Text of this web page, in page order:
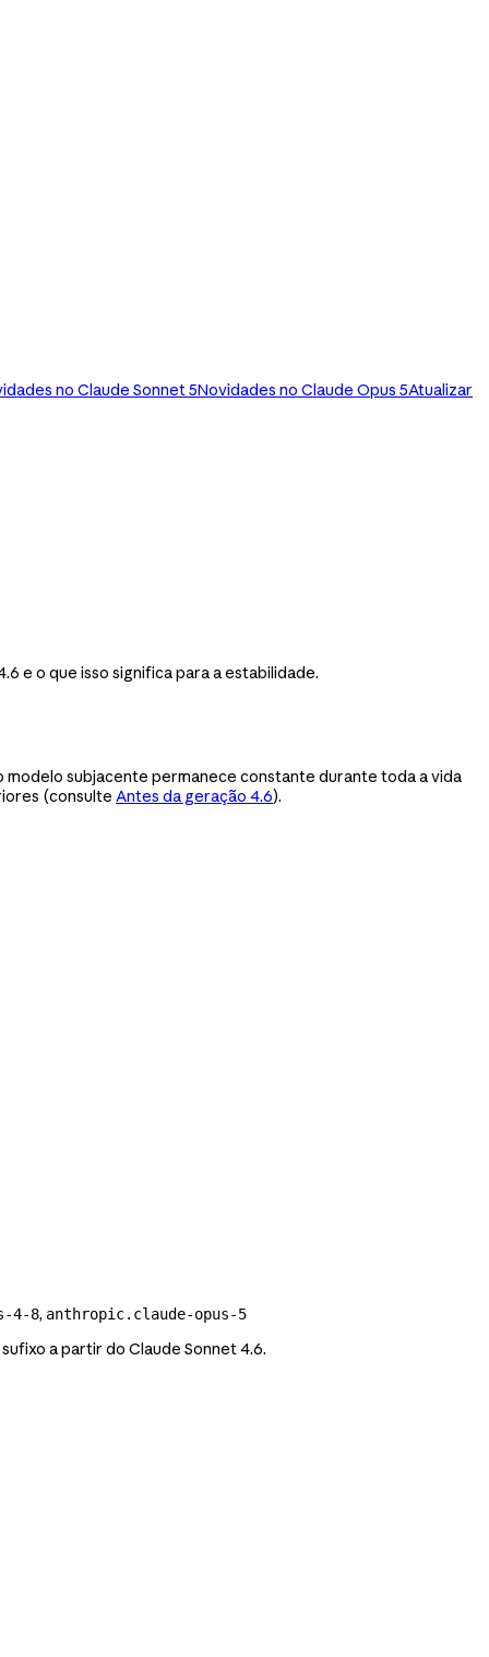
no Claude Sonnet 5Novidades no Claude Opus 5Atualizar
e o que isso significa para a estabilidade.
modelo subjacente permanece constante durante toda a vida
(consulte Antes da geração 4.6).
4-8, anthropic.claude-opus-5
a partir do Claude Sonnet 4.6.